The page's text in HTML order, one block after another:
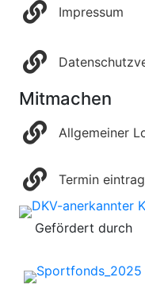
Impressum
Mitmachen
Allgemeiner
Termin
Gefördert durch